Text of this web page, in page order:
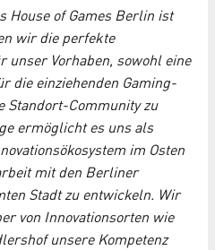
House of Games Berlin ist
wir die perfekte
unser Vorhaben, sowohl eine
die einziehenden Gaming-
Standort-Community zu
ermöglicht es uns als
im Osten
mit den Berliner
Stadt zu entwickeln. Wir
von Innovationsorten wie
unsere Kompetenz